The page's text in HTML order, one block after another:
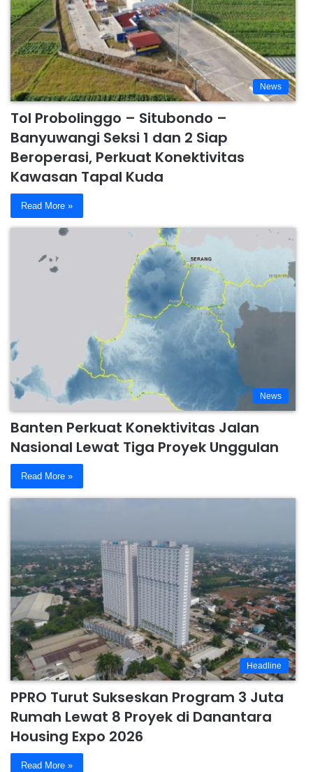
News
Tol Probolinggo – Situbondo –
Banyuwangi Seksi 1 dan 2 Siap
Beroperasi, Perkuat Konektivitas
Kawasan Tapal Kuda
Read More »
News
Banten Perkuat Konektivitas Jalan
Nasional Lewat Tiga Proyek Unggulan
Read More »
Headline
PPRO Turut Sukseskan Program 3 Juta
Rumah Lewat 8 Proyek di Danantara
Housing Expo 2026
Read More »